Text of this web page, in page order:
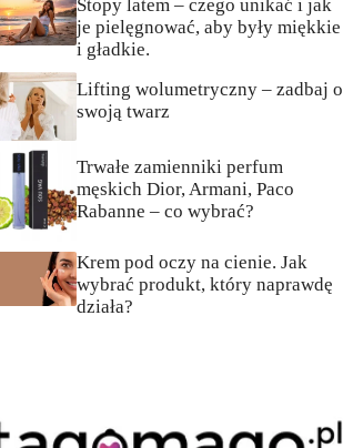
Stopy latem – czego unikać i jak
je pielęgnować, aby były miękkie
i gładkie.
Lifting wolumetryczny – zadbaj o
swoją twarz
Trwałe zamienniki perfum
męskich Dior, Armani, Paco
Rabanne – co wybrać?
Krem pod oczy na cienie. Jak
wybrać produkt, który naprawdę
działa?